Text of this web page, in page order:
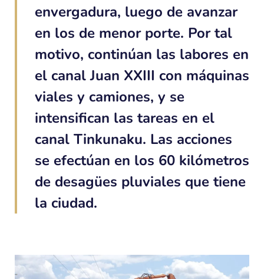
envergadura, luego de avanzar
en los de menor porte. Por tal
motivo, continúan las labores en
el canal Juan XXIII con máquinas
viales y camiones, y se
intensifican las tareas en el
canal Tinkunaku. Las acciones
se efectúan en los 60 kilómetros
de desagües pluviales que tiene
la ciudad.